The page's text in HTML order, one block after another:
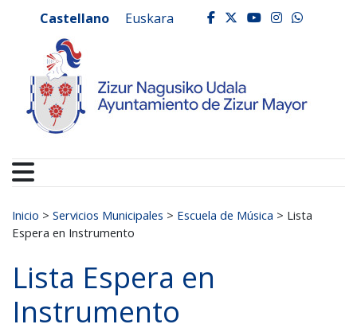
Ayuntamiento de
Castellano Euskara facebook
twitter
youtube
Buscar:
Inicio > Servicios Municipales > Escuela de Música > Lista
Espera en Instrumento
Lista Espera en
Instrumento